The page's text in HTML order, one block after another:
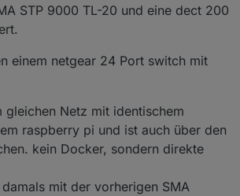
in welchen Segmenten sind die PV-
angeschlossen. Vielleicht können wir
EM firmware nicht funktioniert. Bei mir hat
topic/43011/test-adapter-
v0-6-x-latest/125
STP 9000 TL-20 und eine dect 200
einem netgear 24 Port switch mit
gleichen Netz mit identischem
raspberry pi und ist auch über den
kein Docker, sondern direkte
mit der vorherigen SMA